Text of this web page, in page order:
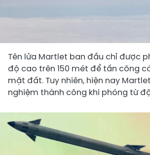
Tên lửa Martlet ban đầu chỉ được
độ cao trên 150 mét để tấn công
mặt đất. Tuy nhiên, hiện nay
nghiệm thành công khi phóng từ